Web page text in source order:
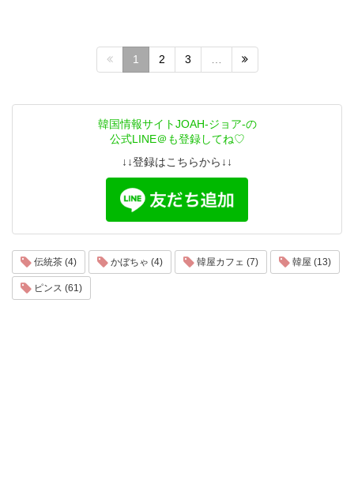
1 2 3
韓国情報サイトJOAH-ジョア-の
公式LINE＠も登録してね♡
↓↓登録はこちらから↓↓
伝統茶 (4) かぼちゃ (4) 韓屋カフェ (7) 韓屋 (13)
ピンス (61)